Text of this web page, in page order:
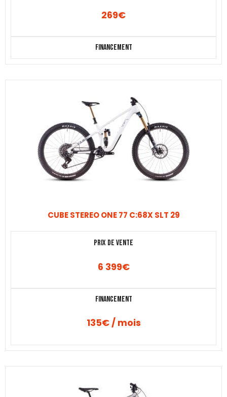
269€
Financement
CUBE STEREO ONE 77 C:68X SLT 29
Prix de vente
6 399€
Financement
135€ / mois